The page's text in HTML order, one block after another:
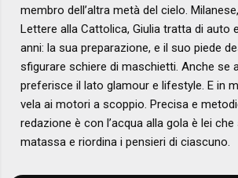
membro dell’altra metà del cielo.
Lettere alla Cattolica, Giulia tratta di auto
anni: la sua preparazione, e il suo piede
sfigurare schiere di maschietti. Anche se
preferisce il lato glamour e lifestyle. E in
vela ai motori a scoppio. Precisa e
redazione è con l’acqua alla gola è lei
matassa e riordina i pensieri di ciascuno.